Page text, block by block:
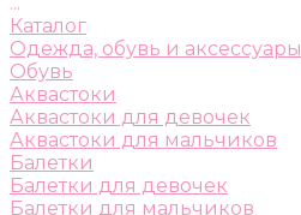
Каталог
Одежда, обувь и аксессуары
Обувь
Аквастоки
Аквастоки для девочек
Аквастоки для мальчиков
Балетки
Балетки для девочек
Балетки для мальчиков